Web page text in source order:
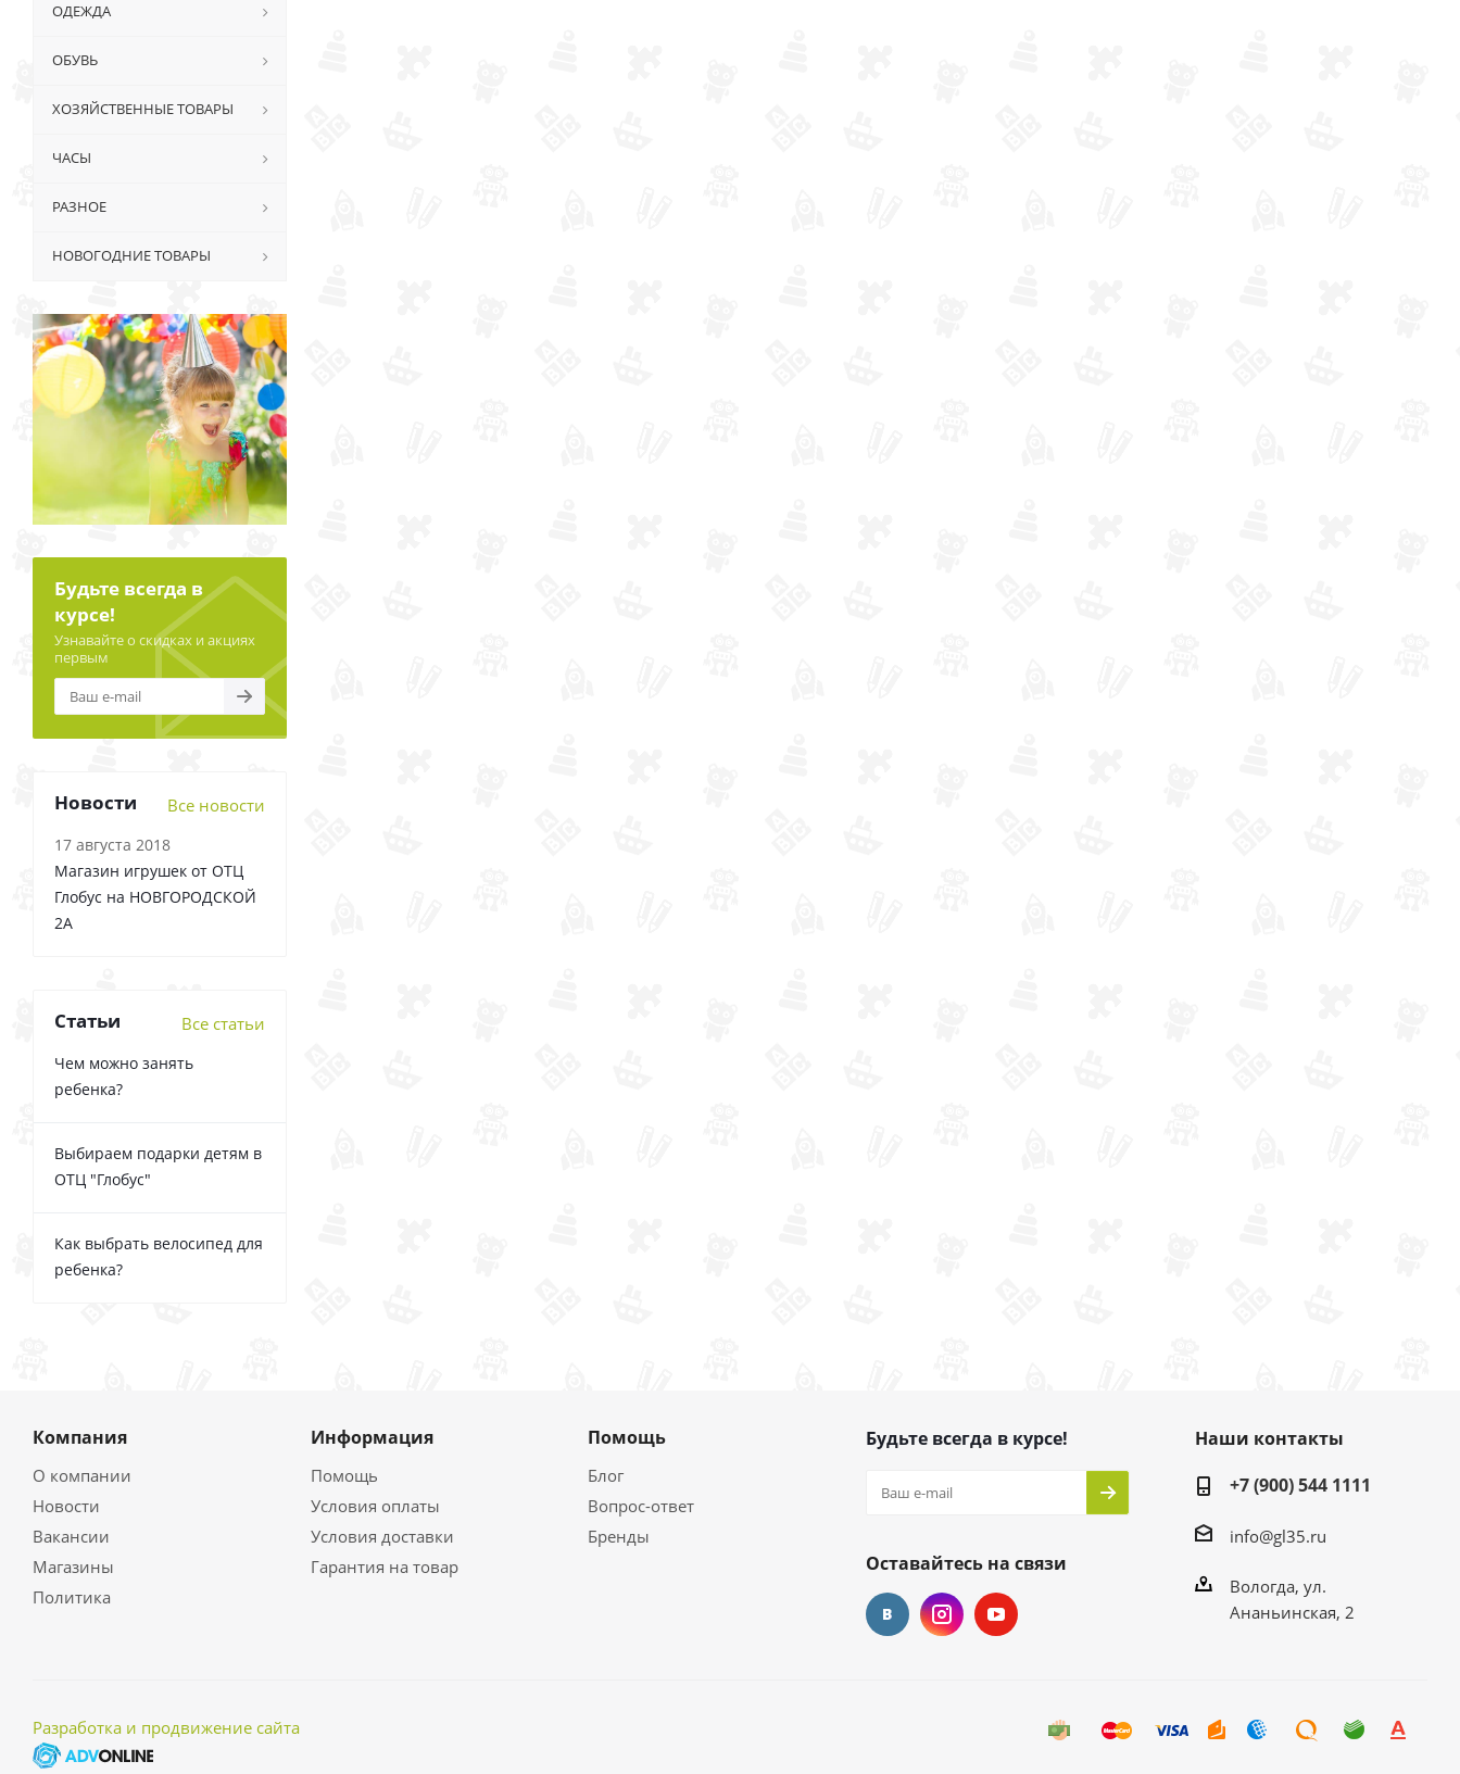
ОДЕЖДА
ОБУВЬ
ХОЗЯЙСТВЕННЫЕ ТОВАРЫ
ЧАСЫ
РАЗНОЕ
НОВОГОДНИЕ ТОВАРЫ
Будьте всегда в
курсе!
Узнавайте о скидках и акциях
первым
Новости Все новости
17 августа 2018
Магазин игрушек от ОТЦ
Глобус на НОВГОРОДСКОЙ
2А
Статьи Все статьи
Чем можно занять
ребенка?
Выбираем подарки детям в
ОТЦ "Глобус"
Как выбрать велосипед для
ребенка?
Компания
О компании
Новости
Вакансии
Магазины
Политика
Информация
Помощь
Условия оплаты
Условия доставки
Гарантия на товар
Помощь
Блог
Вопрос-ответ
Бренды
Будьте всегда в курсе!
Оставайтесь на связи
Наши контакты
+7 (900) 544 1111
info@gl35.ru
Вологда, ул.
Ананьинская, 2
Разработка и продвижение сайта